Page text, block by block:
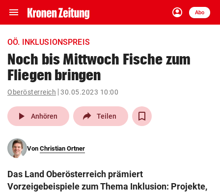
menu Navigation
ein-/ausklappen
account_circle
Anmelden
Abo
close Schließen
account_circle Anmelden
pin_drop
Wien arrow_right
search
eingeben
OÖ. INKLUSIONSPREIS
Noch bis Mittwoch Fische zum
Fliegen bringen
Oberösterreich 30.05.2023 10:00
play_arrow Anhören Teilen
Von Christian Ortner
Das Land Oberösterreich prämiert
Vorzeigebeispiele zum Thema Inklusion: Projekte,